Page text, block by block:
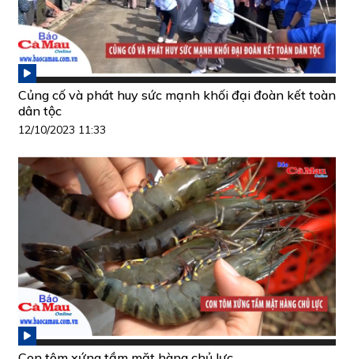
Củng cố và phát huy sức mạnh khối đại đoàn kết toàn
dân tộc
12/10/2023 11:33